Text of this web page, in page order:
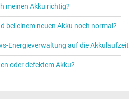
meinen Akku richtig?
bei einem neuen Akku noch normal?
auf die
oder defektem Akku?